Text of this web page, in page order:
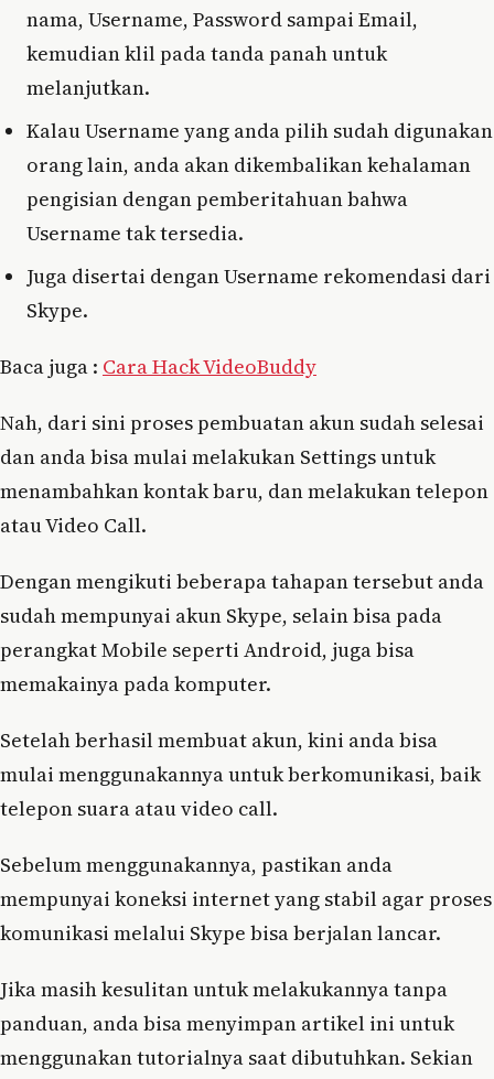
nama, Username, Password sampai Email,
kemudian klil pada tanda panah untuk
melanjutkan.
Kalau Username yang anda pilih sudah digunakan
orang lain, anda akan dikembalikan kehalaman
pengisian dengan pemberitahuan bahwa
Username tak tersedia.
Juga disertai dengan Username rekomendasi dari
Skype.
Baca juga : Cara Hack VideoBuddy
Nah, dari sini proses pembuatan akun sudah selesai
dan anda bisa mulai melakukan Settings untuk
menambahkan kontak baru, dan melakukan telepon
atau Video Call.
Dengan mengikuti beberapa tahapan tersebut anda
sudah mempunyai akun Skype, selain bisa pada
perangkat Mobile seperti Android, juga bisa
memakainya pada komputer.
Setelah berhasil membuat akun, kini anda bisa
mulai menggunakannya untuk berkomunikasi, baik
telepon suara atau video call.
Sebelum menggunakannya, pastikan anda
mempunyai koneksi internet yang stabil agar proses
komunikasi melalui Skype bisa berjalan lancar.
Jika masih kesulitan untuk melakukannya tanpa
panduan, anda bisa menyimpan artikel ini untuk
menggunakan tutorialnya saat dibutuhkan. Sekian